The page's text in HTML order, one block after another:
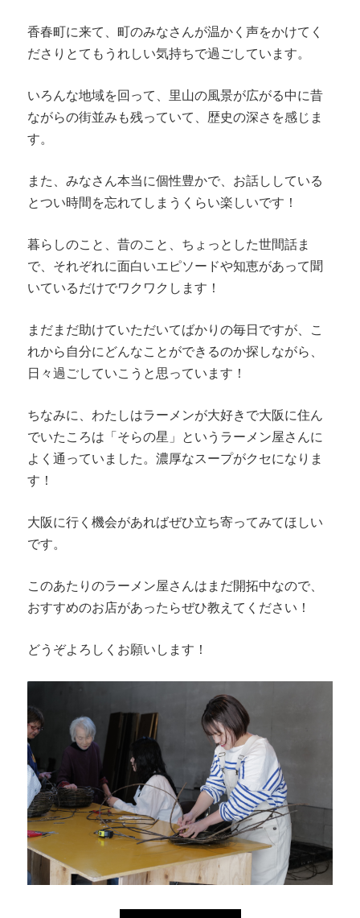
香春町に来て、町のみなさんが温かく声をかけてく
ださりとてもうれしい気持ちで過ごしています。
いろんな地域を回って、里山の風景が広がる中に昔
ながらの街並みも残っていて、歴史の深さを感じま
す。
また、みなさん本当に個性豊かで、お話ししている
とつい時間を忘れてしまうくらい楽しいです！
暮らしのこと、昔のこと、ちょっとした世間話ま
で、それぞれに面白いエピソードや知恵があって聞
いているだけでワクワクします！
まだまだ助けていただいてばかりの毎日ですが、こ
れから自分にどんなことができるのか探しながら、
日々過ごしていこうと思っています！
ちなみに、わたしはラーメンが大好きで大阪に住ん
でいたころは「そらの星」というラーメン屋さんに
よく通っていました。濃厚なスープがクセになりま
す！
大阪に行く機会があればぜひ立ち寄ってみてほしい
です。
このあたりのラーメン屋さんはまだ開拓中なので、
おすすめのお店があったらぜひ教えてください！
どうぞよろしくお願いします！